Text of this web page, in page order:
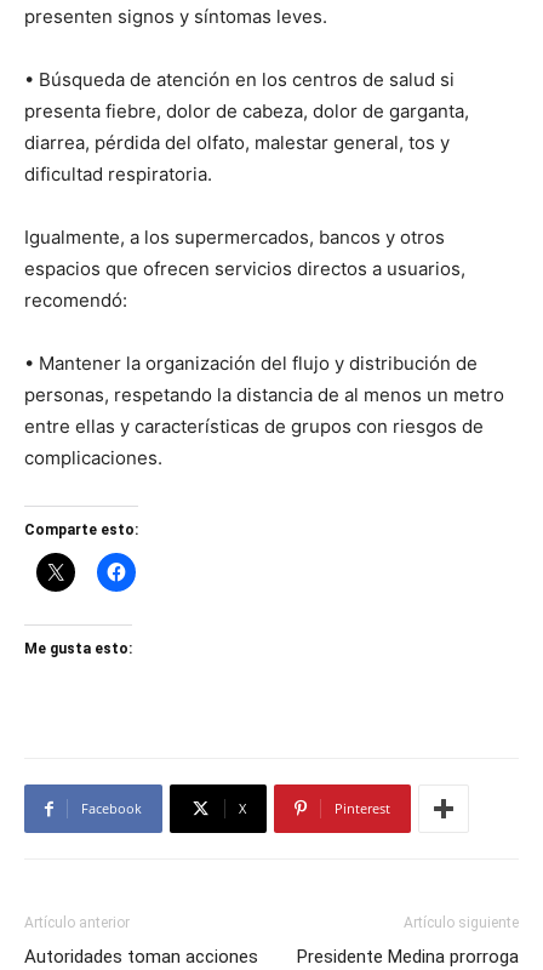
presenten signos y síntomas leves.
• Búsqueda de atención en los centros de salud si
presenta fiebre, dolor de cabeza, dolor de garganta,
diarrea, pérdida del olfato, malestar general, tos y
dificultad respiratoria.
Igualmente, a los supermercados, bancos y otros
espacios que ofrecen servicios directos a usuarios,
recomendó:
• Mantener la organización del flujo y distribución de
personas, respetando la distancia de al menos un metro
entre ellas y características de grupos con riesgos de
complicaciones.
Comparte esto:
Me gusta esto:
Facebook X Pinterest
Artículo anterior
Autoridades toman acciones
Artículo siguiente
Presidente Medina prorroga